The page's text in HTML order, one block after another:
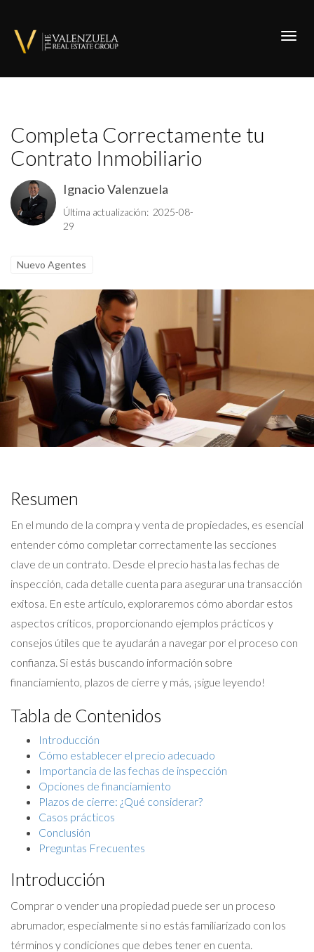
Completa Correctamente tu
Contrato Inmobiliario
Ignacio Valenzuela
Última actualización: 2025-08-
29
Nuevo Agentes
Resumen
En el mundo de la compra y venta de propiedades, es esencial
entender cómo completar correctamente las secciones
clave de un contrato. Desde el precio hasta las fechas de
inspección, cada detalle cuenta para asegurar una transacción
exitosa. En este artículo, exploraremos cómo abordar estos
aspectos críticos, proporcionando ejemplos prácticos y
consejos útiles que te ayudarán a navegar por el proceso con
confianza. Si estás buscando información sobre
financiamiento, plazos de cierre y más, ¡sigue leyendo!
Tabla de Contenidos
Introducción
Cómo establecer el precio adecuado
Importancia de las fechas de inspección
Opciones de financiamiento
Plazos de cierre: ¿Qué considerar?
Casos prácticos
Conclusión
Preguntas Frecuentes
Introducción
Comprar o vender una propiedad puede ser un proceso
abrumador, especialmente si no estás familiarizado con los
términos y condiciones que debes tener en cuenta.